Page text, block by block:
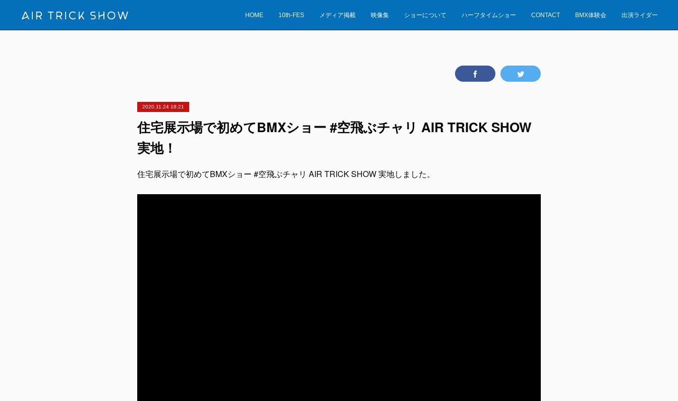
HOME 10th-FES メディア掲載 映像集 ショーについて ハーフタイムショー CONTACT BMX体験会 出演ライダー
2020.11.24 18:21
住宅展示場で初めてBMXショー #空飛ぶチャリ AIR TRICK SHOW
実地！
住宅展示場で初めてBMXショー #空飛ぶチャリ AIR TRICK SHOW 実地しました。